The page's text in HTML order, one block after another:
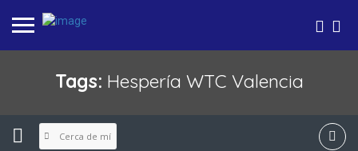
Tags: Hespería WTC Valencia
Cerca de mí